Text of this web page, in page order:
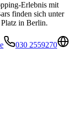
Erlebnis mit
finden sich unter
Platz in Berlin.
030 2559270